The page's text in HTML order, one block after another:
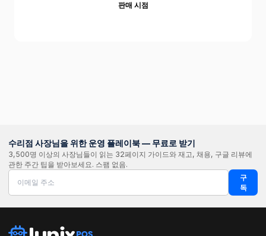
판매 시점
수리점 사장님을 위한 운영 플레이북 — 무료로 받기
3,500명 이상의 사장님들이 읽는 32페이지 가이드와 재고, 채용, 구글 리뷰에
관한 주간 팁을 받아보세요. 스팸 없음.
구
독